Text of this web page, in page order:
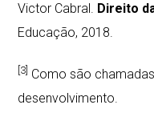
Victor Cabral. Direito
Educação, 2018.
[3] Como são
desenvolvimento.